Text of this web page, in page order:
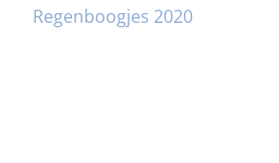
Regenboogjes 2020